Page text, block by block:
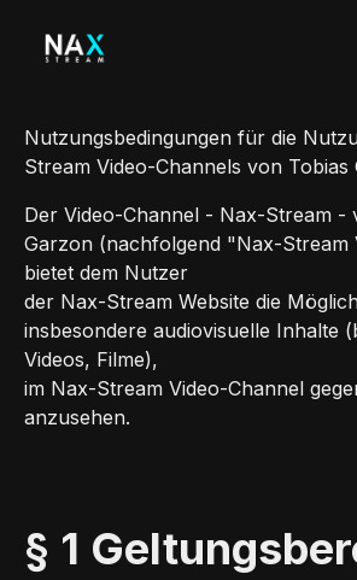
Nutzungsbedingungen für die
Stream Video-Channels von Tobias
Der Video-Channel - Nax-Stream -
Garzon (nachfolgend "Nax-Stream
bietet dem Nutzer
der Nax-Stream Website die
insbesondere audiovisuelle Inhalte
Videos, Filme),
im Nax-Stream Video-Channel
anzusehen.
§ 1